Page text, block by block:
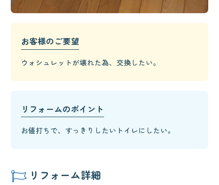
お客様のご要望
ウォシュレットが壊れた為、交換したい。
リフォームのポイント
お値打ちで、すっきりしたいトイレにしたい。
リフォーム詳細